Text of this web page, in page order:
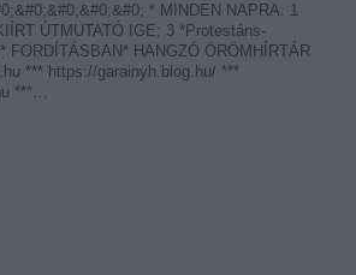
* MINDEN NAPRA: 1
ÚTMUTATÓ IGE; 3 *Protestáns-
FORDÍTÁSBAN* HANGZÓ ÖRÖMHÍRTÁR
*** https://garainyh.blog.hu/ ***
***…